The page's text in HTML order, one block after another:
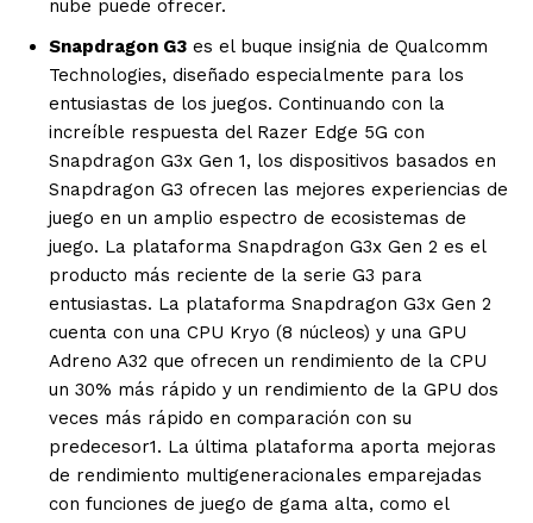
nube puede ofrecer.
Snapdragon G3 es el buque insignia de Qualcomm
Technologies, diseñado especialmente para los
entusiastas de los juegos. Continuando con la
increíble respuesta del Razer Edge 5G con
Snapdragon G3x Gen 1, los dispositivos basados en
Snapdragon G3 ofrecen las mejores experiencias de
juego en un amplio espectro de ecosistemas de
juego. La plataforma Snapdragon G3x Gen 2 es el
producto más reciente de la serie G3 para
entusiastas. La plataforma Snapdragon G3x Gen 2
cuenta con una CPU Kryo (8 núcleos) y una GPU
Adreno A32 que ofrecen un rendimiento de la CPU
un 30% más rápido y un rendimiento de la GPU dos
veces más rápido en comparación con su
predecesor1. La última plataforma aporta mejoras
de rendimiento multigeneracionales emparejadas
con funciones de juego de gama alta, como el